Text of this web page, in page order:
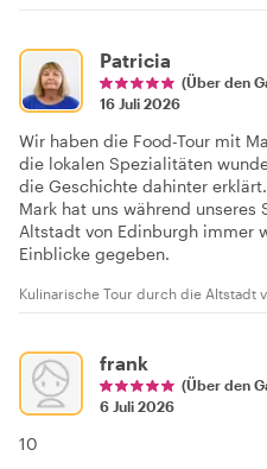
Patricia
(Über den
16 Juli 2026
Wir haben die Food-Tour mit
die lokalen Spezialitäten
die Geschichte dahinter
Mark hat uns während
Altstadt von Edinburgh immer
Einblicke gegeben.
Kulinarische Tour durch die Altstadt
frank
(Über den
6 Juli 2026
10